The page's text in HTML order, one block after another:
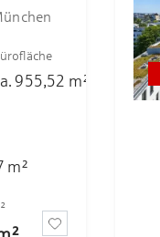
955,52 m²
m²